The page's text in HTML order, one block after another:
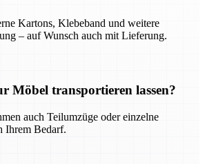
Kartons, Klebeband und weitere
– auf Wunsch auch mit Lieferung.
Möbel transportieren lassen?
auch Teilumzüge oder einzelne
Ihrem Bedarf.